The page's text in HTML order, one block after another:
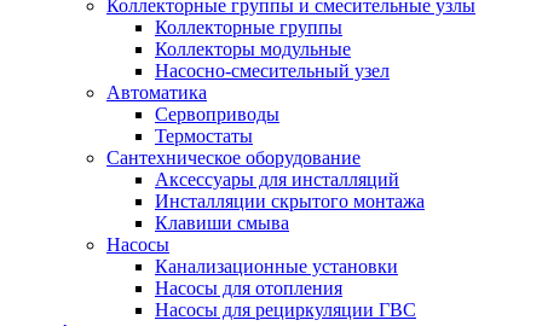
Коллекторные группы и смесительные узлы
Коллекторные группы
Коллекторы модульные
Насосно-смесительный узел
Автоматика
Сервоприводы
Термостаты
Сантехническое оборудование
Аксессуары для инсталляций
Инсталляции скрытого монтажа
Клавиши смыва
Насосы
Канализационные установки
Насосы для отопления
Насосы для рециркуляции ГВС